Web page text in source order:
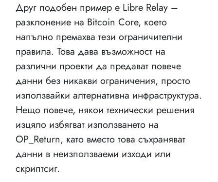
Друг подобен пример е Libre Relay –
разклонение на Bitcoin Core, което
напълно премахва тези ограничителни
правила. Това дава възможност на
различни проекти да предават повече
данни без никакви ограничения, просто
използвайки алтернативна инфраструктура.
Нещо повече, някои технически решения
изцяло избягват използването на
OP_Return, като вместо това съхраняват
данни в неизползваеми изходи или
скриптсиг.